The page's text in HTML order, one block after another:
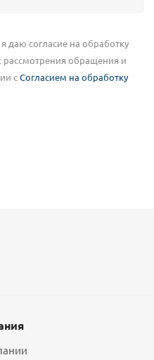
даю согласие на обработку
обращения и
сСогласием на обработку